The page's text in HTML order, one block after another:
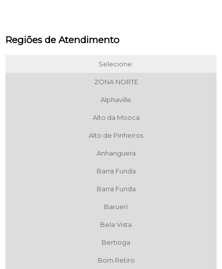
Regiões de Atendimento
Selecione:
ZONA NORTE
Alphaville
Alto da Mooca
Alto de Pinheiros
Anhanguera
Barra Funda
Barra Funda
Barueri
Bela Vista
Bertioga
Bom Retiro